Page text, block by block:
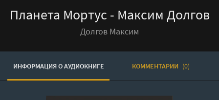
Планета Мортус - Максим Долгов
Долгов Максим
ИНФОРМАЦИЯ О АУДИОКНИГЕ КОММЕНТАРИИ (0)